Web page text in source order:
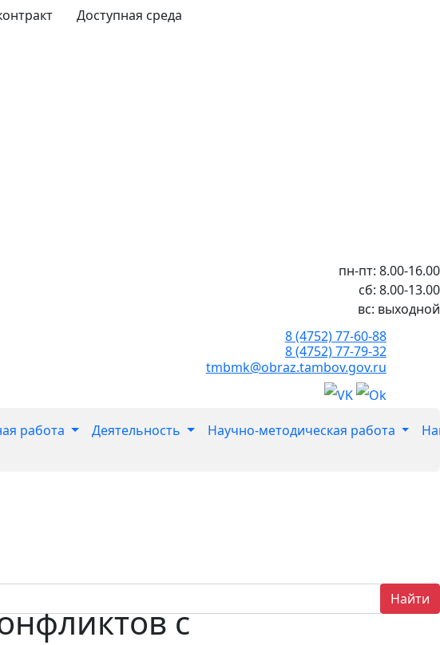
Доступная среда
пн-пт: 8.00-16.00
сб: 8.00-13.00
вс: выходной
8 (4752) 77-60-88
8 (4752) 77-79-32
tmbmk@obraz.tambov.gov.ru
работа Деятельность Научно-методическая работа
Найти
с